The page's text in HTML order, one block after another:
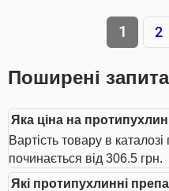
1 2
Поширені
Яка ціна на
Вартість товару в
починається від 306.5 грн.
Які протипухлинні